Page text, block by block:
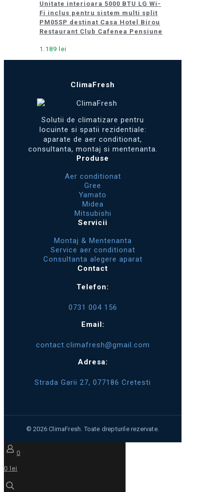
Unitate interioara 5000 BTU LG Wi-
Fi inclus pentru sistem multi split
PM05SP destinat Casa Hotel Birou
Restaurant Club Cafenea Pensiune
1.189 lei
ClimaFresh
Solutii de climatizare pentru
locuinte si spatii rezidentiale:
aparate de aer conditionat,
consultanta, montaj si mentenanta.
Produse
Aer conditionat
Gree
Yamato
Midea
Mitsubishi
Servicii
Montaj & Mentenanta
Service aer conditionat
Consultanta alegere aparat
Contact
Telefon:
0731 004 156
Email:
contact.climafresh@gmail.com
Adresa:
Strada Garii 27, 077186 Cretesti
0
0 lei